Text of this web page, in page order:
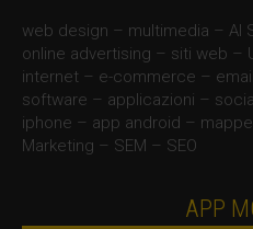
web design – multimedia – AI
online advertising – siti web –
internet – e-commerce –
software – applicazioni –
iphone – app android –
Marketing – SEM – SEO
APP